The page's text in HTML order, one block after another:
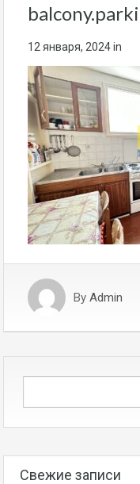
12 января, 2024in
By Admin
Свежие записи